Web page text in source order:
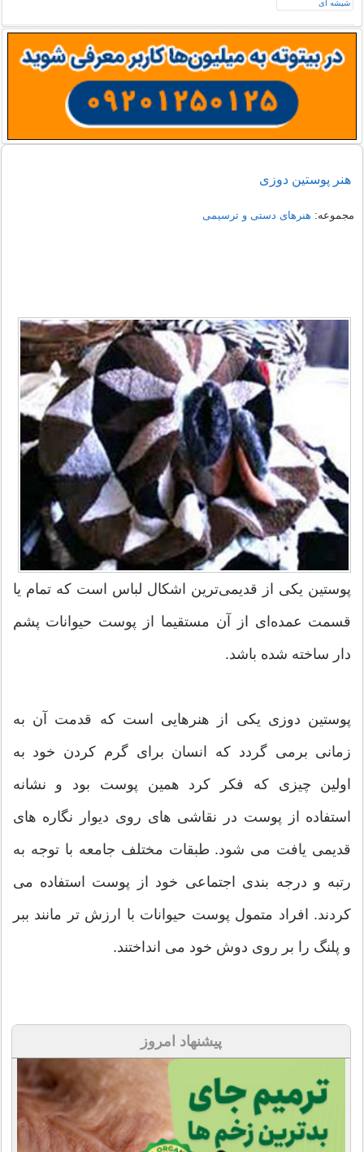
هنر پوستین دوزی
مجموعه: هنرهای دستی و ترسیمی
پوستین یکی از قدیمی‌ترین اشکال لباس است که تمام یا
قسمت عمده‌ای از آن مستقیما از پوست حیوانات پشم
دار ساخته شده باشد.
پوستین دوزی یکی از هنرهایی است که قدمت آن به
زمانی برمی گردد که انسان برای گرم کردن خود به
اولین چیزی که فکر کرد همین پوست بود و نشانه
استفاده از پوست در نقاشی های روی دیوار نگاره های
قدیمی یافت می شود. طبقات مختلف جامعه با توجه به
رتبه و درجه بندی اجتماعی خود از پوست استفاده می
کردند. افراد متمول پوست حیوانات با ارزش تر مانند ببر
و پلنگ را بر روی دوش خود می انداختند.
پیشنهاد امروز